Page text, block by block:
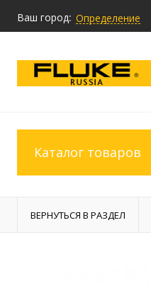
Ваш город: Определение
Каталог товаров
ВЕРНУТЬСЯ В РАЗДЕЛ